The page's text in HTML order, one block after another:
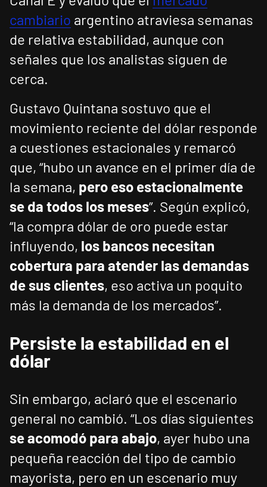
cambiario argentino atraviesa semanas
de relativa estabilidad, aunque con
señales que los analistas siguen de
cerca.
Gustavo Quintana sostuvo que el
movimiento reciente del dólar responde
a cuestiones estacionales y remarcó
que, “hubo un avance en el primer día de
la semana, pero eso estacionalmente
se da todos los meses”. Según explicó,
“la compra dólar de oro puede estar
influyendo, los bancos necesitan
cobertura para atender las demandas
de sus clientes, eso activa un poquito
más la demanda de los mercados”.
Persiste la estabilidad en el
dólar
Sin embargo, aclaró que el escenario
general no cambió. “Los días siguientes
se acomodó para abajo, ayer hubo una
pequeña reacción del tipo de cambio
mayorista, pero en un escenario muy